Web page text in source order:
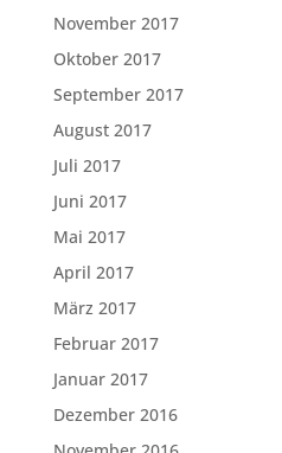
November 2017
Oktober 2017
September 2017
August 2017
Juli 2017
Juni 2017
Mai 2017
April 2017
März 2017
Februar 2017
Januar 2017
Dezember 2016